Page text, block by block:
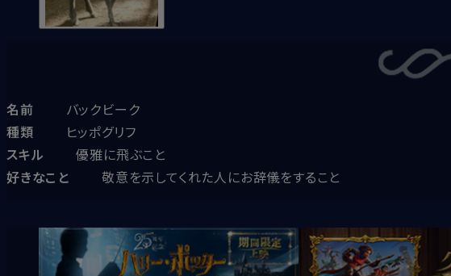
名前
バックビーク
種類
ヒッポグリフ
スキル
優雅に飛ぶこと
好きなこと
敬意を示してくれた人にお辞儀をすること